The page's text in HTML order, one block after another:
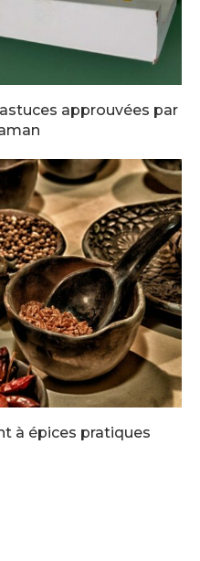
approuvées par
à épices pratiques